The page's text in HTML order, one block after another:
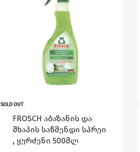
SOLD OUT
FROSCH აბაზანის და
შხაპის საწმენდი სპრეი
, ყურძენი 500მლ